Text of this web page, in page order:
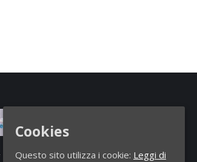
di illeciti
Cookies
Questo sito utilizza i cookie: Leggi di